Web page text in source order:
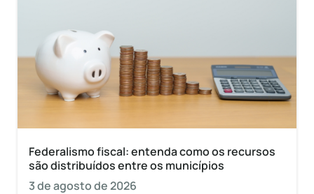
Federalismo fiscal: entenda como os recursos
são distribuídos entre os municípios
3 de agosto de 2026